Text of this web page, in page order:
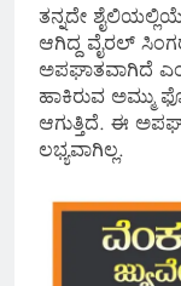
ತನ್ನದೇ
ಆಗಿದ್ದ ವೈರಲ್
ಅಪಘಾತವಾಗಿದೆ
ಹಾಕಿರುವ
ಆಗುತ್ತಿದೆ. ಈ
ಲಭ್ಯವಾಗಿಲ್ಲ.